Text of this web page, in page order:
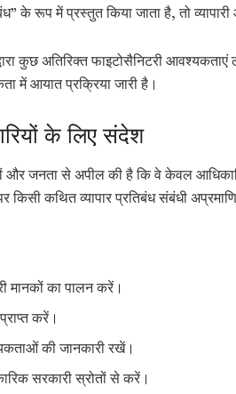
के रूप में प्रस्तुत किया जाता है, तो
कुछ अतिरिक्त फाइटोसैनिटरी
में आयात प्रक्रिया जारी है।
के लिए संदेश
और जनता से अपील की है कि वे केवल
किसी कथित व्यापार प्रतिबंध संबंधी
मानकों का पालन करें।
करें।
की जानकारी रखें।
सरकारी स्रोतों से करें।